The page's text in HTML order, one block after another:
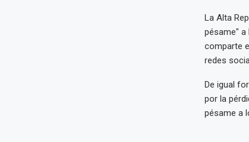
La Alta
pésame" a
comparte
redes
De igual
por la
pésame a